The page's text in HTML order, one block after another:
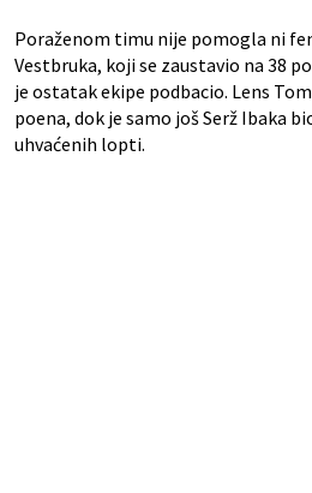
Poraženom timu nije pomogla ni
Vestbruka, koji se zaustavio na 38
je ostatak ekipe podbacio. Lens
poena, dok je samo još Serž Ibaka
uhvaćenih lopti.